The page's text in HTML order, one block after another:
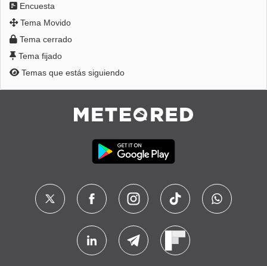
Encuesta
Tema Movido
Tema cerrado
Tema fijado
Temas que estás siguiendo